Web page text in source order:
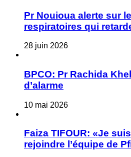
Pr Nouioua alerte sur
respiratoires qui
28 juin 2026
BPCO: Pr Rachida
d’alarme
10 mai 2026
Faiza TIFOUR: «Je
rejoindre l’équipe de